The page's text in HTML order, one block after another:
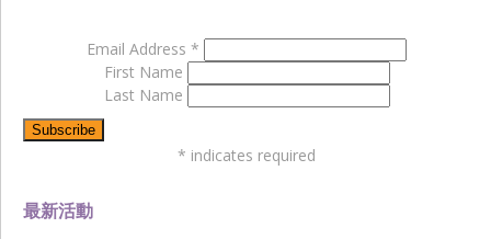
最新活動
Email Address *
First Name
Last Name
* indicates required